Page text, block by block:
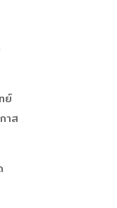
ย์
าส